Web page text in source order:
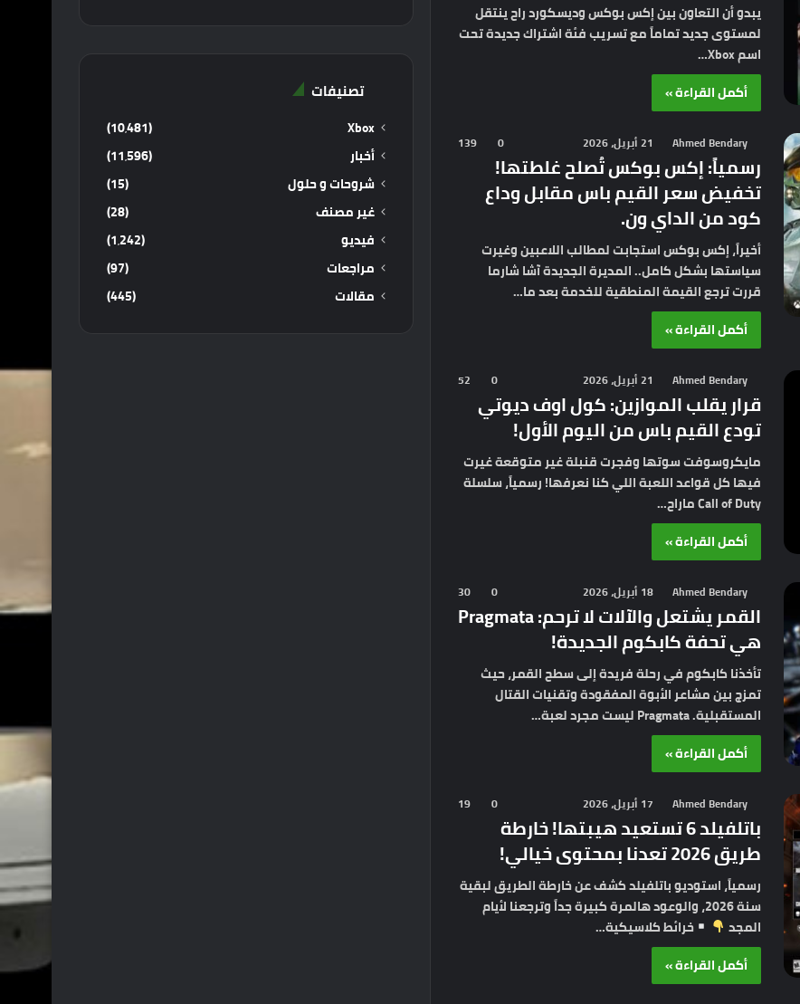
يبدو أن التعاون بين إكس بوكس وديسكورد راح ينتقل
لمستوى جديد تماماً مع تسريب فئة اشتراك جديدة تحت
اسم Xbox…
أكمل القراءة »
Ahmed Bendary 21 أبريل، 2026 0
139
رسمياً: إكس بوكس تُصلح غلطتها!
تخفيض سعر القيم باس مقابل وداع
كود من الداي ون.
أخيراً، إكس بوكس استجابت لمطالب اللاعبين وغيرت
سياستها بشكل كامل.. المديرة الجديدة آشا شارما
قررت ترجع القيمة المنطقية للخدمة بعد ما…
أكمل القراءة »
Ahmed Bendary 21 أبريل، 2026 0
52
قرار يقلب الموازين: كول اوف ديوتي
تودع القيم باس من اليوم الأول!
مايكروسوفت سوتها وفجرت قنبلة غير متوقعة غيرت
فيها كل قواعد اللعبة اللي كنا نعرفها! رسمياً، سلسلة
Call of Duty ماراح…
أكمل القراءة »
Ahmed Bendary 18 أبريل، 2026 0
30
القمر يشتعل والآلات لا ترحم: Pragmata
هي تحفة كابكوم الجديدة!
تأخذنا كابكوم في رحلة فريدة إلى سطح القمر، حيث
تمزج بين مشاعر الأبوة المفقودة وتقنيات القتال
المستقبلية. Pragmata ليست مجرد لعبة…
أكمل القراءة »
Ahmed Bendary 17 أبريل، 2026 0
19
باتلفيلد 6 تستعيد هيبتها! خارطة
طريق 2026 تعدنا بمحتوى خيالي!
رسمياً، استوديو باتلفيلد كشف عن خارطة الطريق لبقية
سنة 2026، والوعود هالمرة كبيرة جداً وترجعنا لأيام
المجد
خرائط كلاسيكية…
أكمل القراءة »
تصنيفات
Xbox
(10٬481)
أخبار
(11٬596)
شروحات و حلول
(15)
غير مصنف
(28)
فيديو
(1٬242)
مراجعات
(97)
مقالات
(445)